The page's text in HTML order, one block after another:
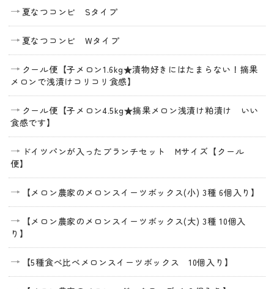
夏なつコンビ Sタイプ
夏なつコンビ Wタイプ
クール便【子メロン1.6kg★漬物好きにはたまらない！摘果
メロンで浅漬けコリコリ食感】
クール便【子メロン4.5kg★摘果メロン浅漬け粕漬け いい
食感です】
ドイツパンが入ったブランチセット Mサイズ【クール
便】
【メロン農家のメロンスイーツボックス(小) 3種 6個入り】
【メロン農家のメロンスイーツボックス(大) 3種 10個入
り】
【5種食べ比べメロンスイーツボックス 10個入り】